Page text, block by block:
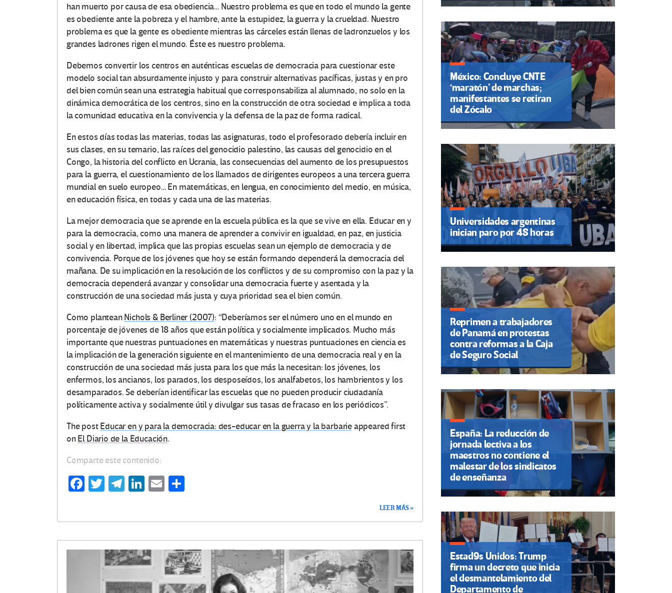
han muerto por causa de esa obediencia… Nuestro problema es que en todo el mundo la gente
es obediente ante la pobreza y el hambre, ante la estupidez, la guerra y la crueldad. Nuestro
problema es que la gente es obediente mientras las cárceles están llenas de ladronzuelos y los
grandes ladrones rigen el mundo. Éste es nuestro problema.
Debemos convertir los centros en auténticas escuelas de democracia para cuestionar este
modelo social tan absurdamente injusto y para construir alternativas pacíficas, justas y en pro
del bien común sean una estrategia habitual que corresponsabiliza al alumnado, no solo en la
dinámica democrática de los centros, sino en la construcción de otra sociedad e implica a toda
la comunidad educativa en la convivencia y la defensa de la paz de forma radical.
En estos días todas las materias, todas las asignaturas, todo el profesorado debería incluir en
sus clases, en su temario, las raíces del genocidio palestino, las causas del genocidio en el
Congo, la historia del conflicto en Ucrania, las consecuencias del aumento de los presupuestos
para la guerra, el cuestionamiento de los llamados de dirigentes europeos a una tercera guerra
mundial en suelo europeo… En matemáticas, en lengua, en conocimiento del medio, en música,
en educación física, en todas y cada una de las materias.
La mejor democracia que se aprende en la escuela pública es la que se vive en ella. Educar en y
para la democracia, como una manera de aprender a convivir en igualdad, en paz, en justicia
social y en libertad, implica que las propias escuelas sean un ejemplo de democracia y de
convivencia. Porque de los jóvenes que hoy se están formando dependerá la democracia del
mañana. De su implicación en la resolución de los conflictos y de su compromiso con la paz y la
democracia dependerá avanzar y consolidar una democracia fuerte y asentada y la
construcción de una sociedad más justa y cuya prioridad sea el bien común.
Como planteanNichols & Berliner (2007): “Deberíamos ser el número uno en el mundo en
porcentaje de jóvenes de 18 años que están política y socialmente implicados. Mucho más
importante que nuestras puntuaciones en matemáticas y nuestras puntuaciones en ciencia es
la implicación de la generación siguiente en el mantenimiento de una democracia real y en la
construcción de una sociedad más justa para los que más la necesitan: los jóvenes, los
enfermos, los ancianos, los parados, los desposeídos, los analfabetos, los hambrientos y los
desamparados. Se deberían identificar las escuelas que no pueden producir ciudadanía
políticamente activa y socialmente útil y divulgar sus tasas de fracaso en los periódicos”.
The postEducar en y para la democracia: des-educar en la guerra y la barbarieappeared first
onEl Diario de la Educación.
Comparte este contenido:
Fa
o
T
Te
m
Li
n
E
ar
tir
LEER MÁS »
México: Concluye CNTE
‘maratón’ de marchas;
manifestantes se retiran
del Zócalo
Universidades argentinas
inician paro por 48 horas
Reprimen a trabajadores
de Panamá en protestas
contra reformas a la Caja
de Seguro Social
España: La reducción de
jornada lectiva a los
maestros no contiene el
malestar de los sindicatos
de enseñanza
Estad9s Unidos: Trump
firma un decreto que inicia
el desmantelamiento del
Departamento de